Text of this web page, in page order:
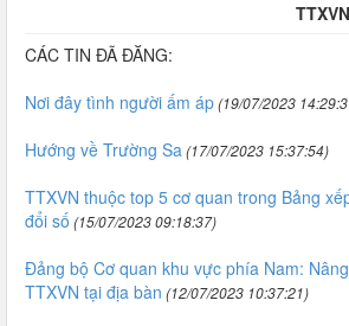
CÁC TIN ĐÃ ĐĂNG:
Nơi đây tình người ấm áp(19/07/2023
Hướng về Trường Sa(17/07/2023 15:37:54)
TTXVN thuộc top 5 cơ quan trong Bảng
đổi số (15/07/2023 09:18:37)
Đảng bộ Cơ quan khu vực phía Nam:
TTXVN tại địa bàn (12/07/2023 10:37:21)